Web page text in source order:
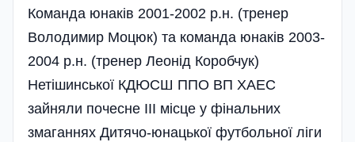
Команда юнаків 2001-2002 р.н. (тренер
Володимир Моцюк) та команда юнаків 2003-
2004 р.н. (тренер Леонід Коробчук)
Нетішинської КДЮСШ ППО ВП ХАЕС
зайняли почесне III місце у фінальних
змаганнях Дитячо-юнацької футбольної ліги